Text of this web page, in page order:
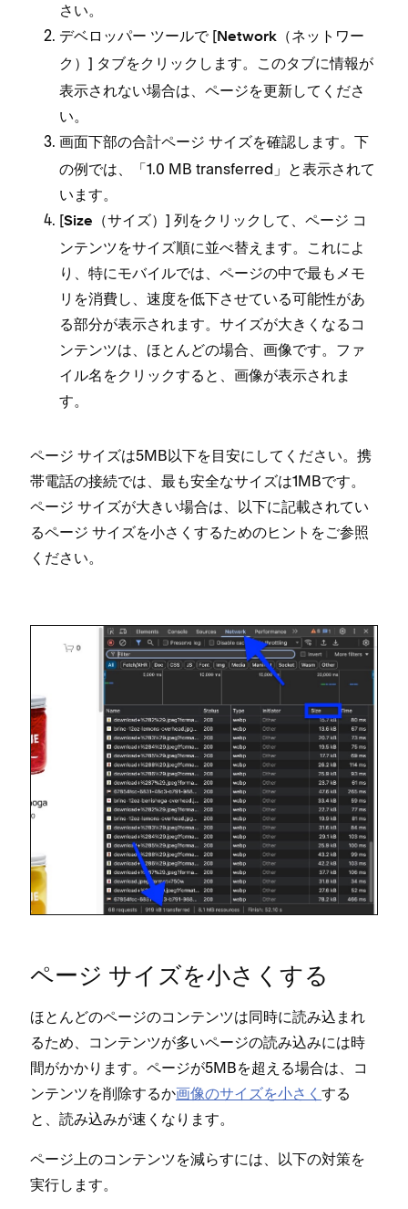
さい⁠。
デベロ⁠ッパ⁠ー ツ⁠ールで [⁠Network（⁠ネ⁠ットワ⁠ー
ク⁠） ⁠] タブをクリ⁠ックします⁠。このタブに情報が
表示されない場合は⁠、ペ⁠ージを更新してくださ
い⁠。
画面下部の合計ペ⁠ージ サイズを確認します⁠。下
の例では⁠、「⁠1⁠.0 MB transferred⁠」と表示されて
います⁠。
[⁠Size（⁠サイズ⁠） ⁠] 列をクリ⁠ックして⁠、ペ⁠ージ コ
ンテンツをサイズ順に並べ替えます⁠。これによ
り⁠、特にモバイルでは⁠、ペ⁠ージの中で最もメモ
リを消費し⁠、速度を低下させている可能性があ
る部分が表示されます⁠。サイズが大きくなるコ
ンテンツは⁠、ほとんどの場合⁠、画像です⁠。フ⁠ァ
イル名をクリ⁠ックすると⁠、画像が表示されま
す⁠。
ペ⁠ージ サイズは5MB以下を目安にしてください⁠。携
帯電話の接続では⁠、最も安全なサイズは1MBです⁠。
ペ⁠ージ サイズが大きい場合は⁠、以下に記載されてい
るペ⁠ージ サイズを小さくするためのヒントをご参照
ください⁠。
ペ⁠ージ サイズを小さくする
ほとんどのペ⁠ージのコンテンツは同時に読み込まれ
るため⁠、コンテンツが多いペ⁠ージの読み込みには時
間がかかります⁠。ペ⁠ージが5MBを超える場合は⁠、コ
ンテンツを削除するか画像のサイズを小さく する
と⁠、読み込みが速くなります⁠。
ペ⁠ージ上のコンテンツを減らすには⁠、以下の対策を
実行します⁠。